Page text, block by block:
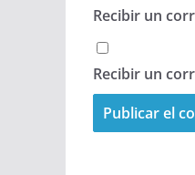
Recibir un
Recibir un